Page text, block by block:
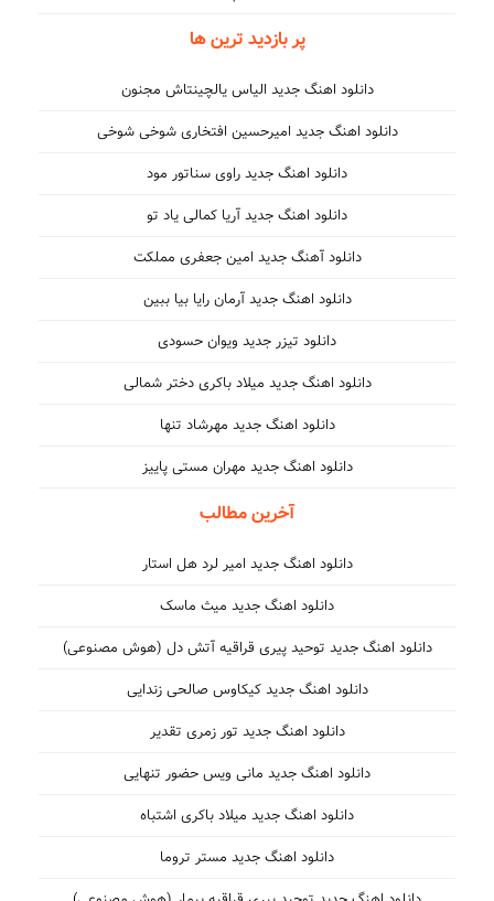
پر بازدید ترین ها
دانلود اهنگ جدید الیاس یالچینتاش مجنون
دانلود اهنگ جدید امیرحسین افتخاری شوخی شوخی
دانلود اهنگ جدید راوی سناتور مود
دانلود اهنگ جدید آریا کمالی یاد تو
دانلود آهنگ جدید امین جعفری مملکت
دانلود اهنگ جدید آرمان رایا بیا ببین
دانلود تیزر جدید ویوان حسودی
دانلود اهنگ جدید میلاد باکری دختر شمالی
دانلود اهنگ جدید مهرشاد تنها
دانلود اهنگ جدید مهران مستی پاییز
آخرین مطالب
دانلود اهنگ جدید امیر لرد هل استار
دانلود اهنگ جدید میث ماسک
دانلود اهنگ جدید توحید پیری قراقیه آتش دل (هوش مصنوعی)
دانلود اهنگ جدید کیکاوس صالحی زندایی
دانلود اهنگ جدید تور زمری تقدیر
دانلود اهنگ جدید مانی ویس حضور تنهایی
دانلود اهنگ جدید میلاد باکری اشتباه
دانلود اهنگ جدید مستر تروما